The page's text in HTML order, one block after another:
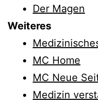
Der Magen
Weiteres
MC Home
MC Neue
Medizin